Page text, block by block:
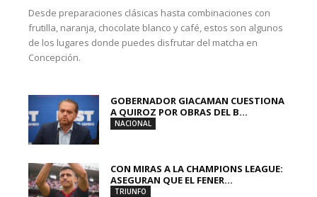
Desde preparaciones clásicas hasta combinaciones con
frutilla, naranja, chocolate blanco y café, estos son algunos
de los lugares donde puedes disfrutar del matcha en
Concepción.
GOBERNADOR GIACAMAN CUESTIONA
A QUIROZ POR OBRAS DEL B...
NACIONAL
CON MIRAS A LA CHAMPIONS LEAGUE:
ASEGURAN QUE EL FENER...
TRIUNFO